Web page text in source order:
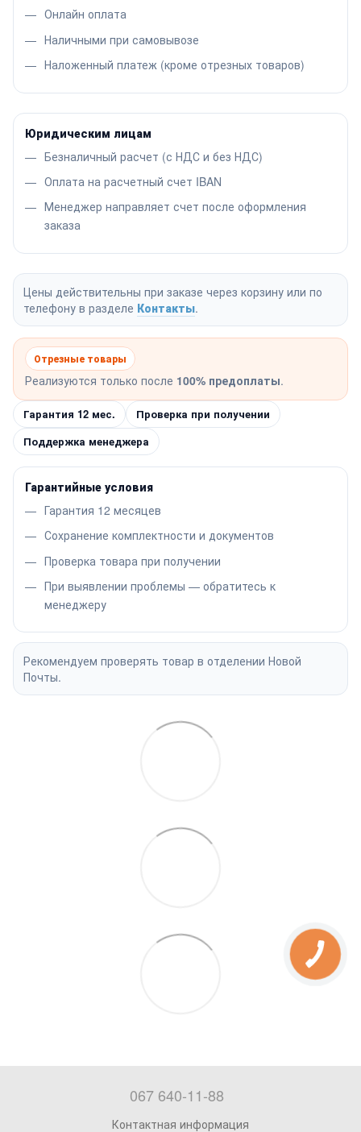
Онлайн оплата
Наличными при самовывозе
Наложенный платеж (кроме отрезных товаров)
Юридическим лицам
Безналичный расчет (с НДС и без НДС)
Оплата на расчетный счет IBAN
Менеджер направляет счет после оформления
заказа
Цены действительны при заказе через корзину или по
телефону в разделе Контакты.
Отрезные товары
Реализуются только после 100% предоплаты.
Гарантия 12 мес.
Проверка при получении
Поддержка менеджера
Гарантийные условия
Гарантия 12 месяцев
Сохранение комплектности и документов
Проверка товара при получении
При выявлении проблемы — обратитесь к
менеджеру
Рекомендуем проверять товар в отделении Новой
Почты.
067 640-11-88
Контактная информация